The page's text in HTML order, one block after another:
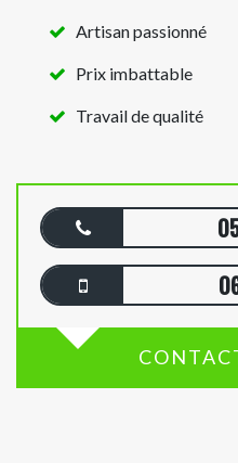
Artisan passionné
Prix imbattable
Travail de qualité